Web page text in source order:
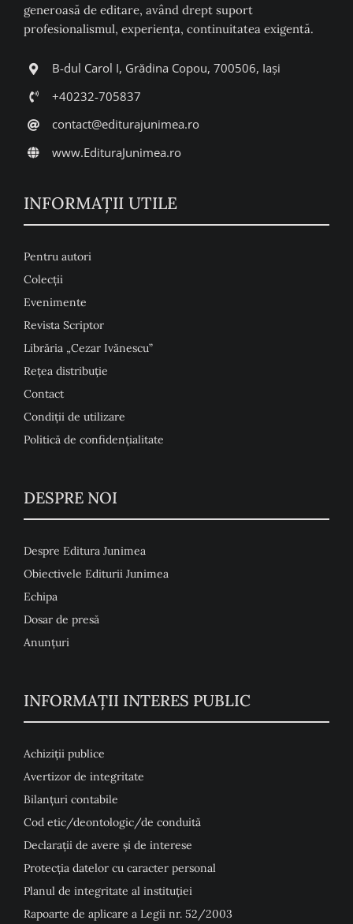
generoasă de editare, având drept suport
profesionalismul, experiența, continuitatea exigentă.
B-dul Carol I, Grădina Copou, 700506, Iași
+40232-705837
contact@editurajunimea.ro
www.EdituraJunimea.ro
INFORMAŢII UTILE
Pentru autori
Colecţii
Evenimente
Revista Scriptor
Librăria „Cezar Ivănescu”
Rețea distribuție
Contact
Condiţii de utilizare
Politică de confidențialitate
DESPRE NOI
Despre Editura Junimea
Obiectivele Editurii Junimea
Echipa
Dosar de presă
Anunţuri
INFORMAȚII INTERES PUBLIC
Achiziții publice
Avertizor de integritate
Bilanțuri contabile
Cod etic/deontologic/de conduită
Declarații de avere și de interese
Protecția datelor cu caracter personal
Planul de integritate al instituției
Rapoarte de aplicare a Legii nr. 52/2003